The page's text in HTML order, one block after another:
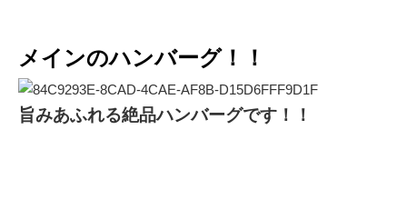
メインのハンバーグ！！
旨みあふれる絶品ハンバーグです！！